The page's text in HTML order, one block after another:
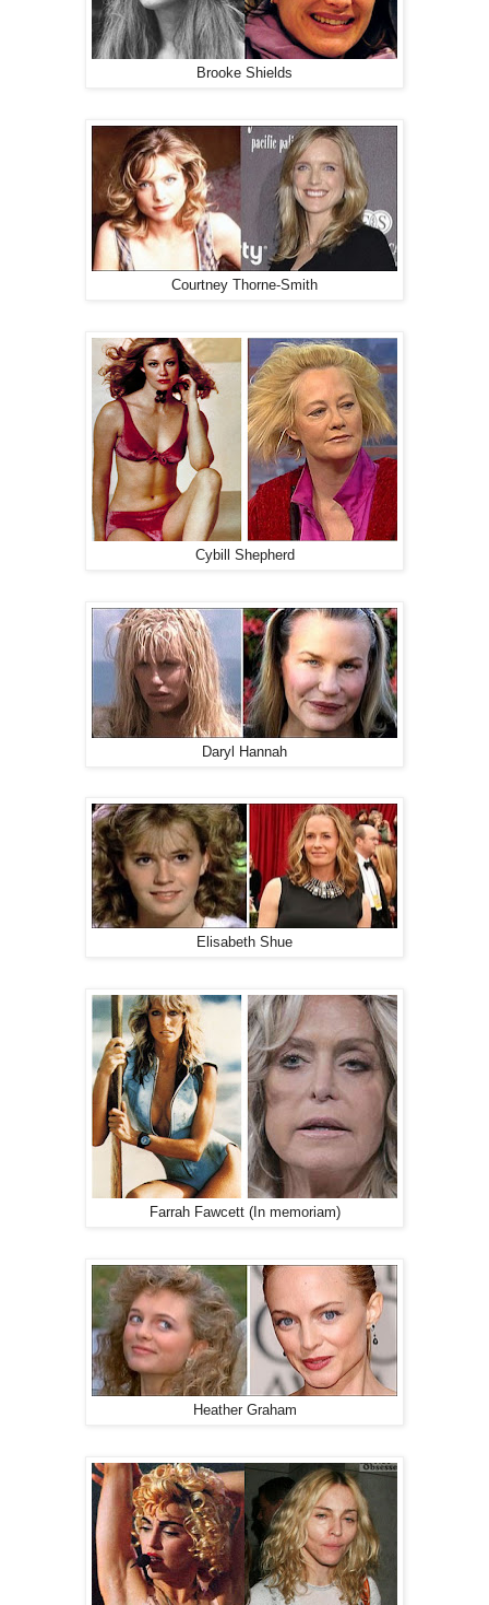
Brooke Shields
Courtney Thorne-Smith
Cybill Shepherd
Daryl Hannah
Elisabeth Shue
Farrah Fawcett (In memoriam)
Heather Graham